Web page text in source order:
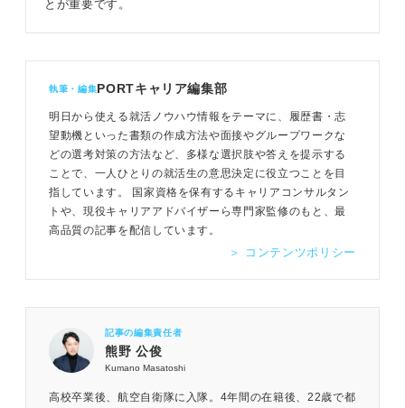
とが重要です。
執筆・編集PORTキャリア編集部
明日から使える就活ノウハウ情報をテーマに、履歴書・志
望動機といった書類の作成方法や面接やグループワークな
どの選考対策の方法など、多様な選択肢や答えを提示する
ことで、一人ひとりの就活生の意思決定に役立つことを目
指しています。 国家資格を保有するキャリアコンサルタン
トや、現役キャリアアドバイザーら専門家監修のもと、最
高品質の記事を配信しています。
＞ コンテンツポリシー
記事の編集責任者
熊野 公俊
Kumano Masatoshi
高校卒業後、航空自衛隊に入隊。4年間の在籍後、22歳で都